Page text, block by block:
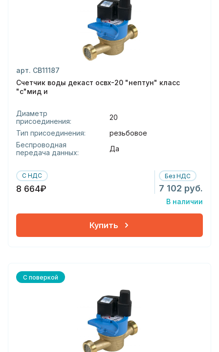
арт. СВ11187
Счетчик воды декаст освх-20 "нептун" класс
"с"мид и
Диаметр
присоединения:
20
Тип присоединения:
резьбовое
Беспроводная
передача данных:
Да
С НДС
8 664₽
Без НДС
7 102 руб.
В наличии
Купить
С поверкой